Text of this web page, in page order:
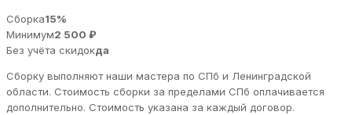
Сборка15%
Минимум2 500 ₽
Без учёта скидокда
Сборку выполняют наши мастера по СПб и Ленинградской
области. Стоимость сборки за пределами СПб оплачивается
дополнительно. Стоимость указана за каждый договор.